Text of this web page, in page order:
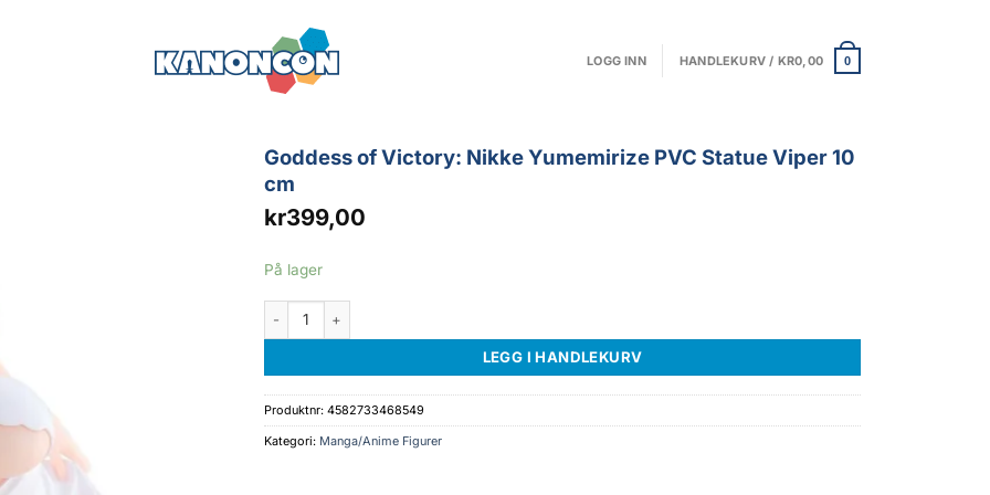
LOGG INN HANDLEKURV / KR0,00 0
Goddess of Victory: Nikke Yumemirize PVC Statue Viper 10
cm
kr399,00
På lager
Goddess of Victory: Nikke Yumemirize PVC Statue Viper 10 cm antall
LEGG I HANDLEKURV
Produktnr: 4582733468549
Kategori: Manga/Anime Figurer